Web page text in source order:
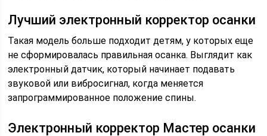
Лучший электронный корректор осанки
Такая модель больше подходит детям, у которых еще
не сформировалась правильная осанка. Выглядит как
электронный датчик, который начинает подавать
звуковой или вибросигнал, когда меняется
запрограммированное положение спины.
Электронный корректор Мастер осанки